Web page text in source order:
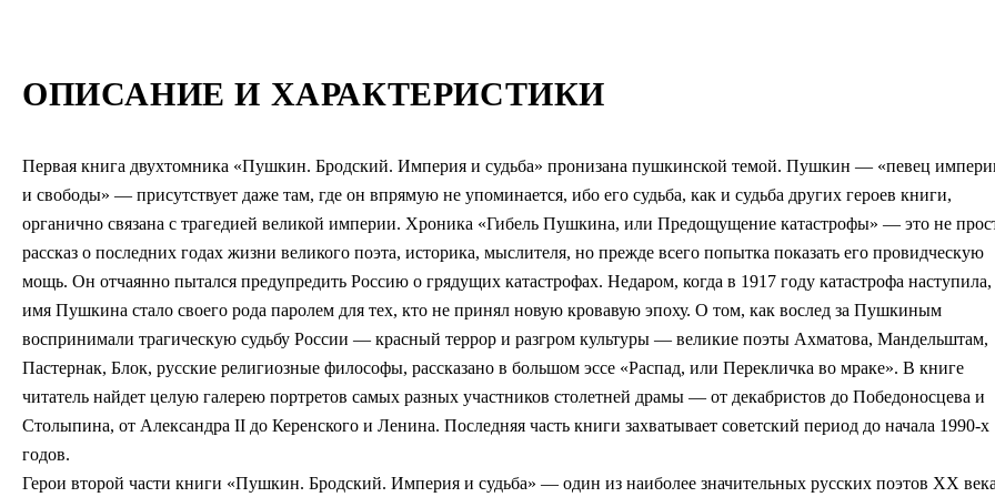
ОПИСАНИЕ И ХАРАКТЕРИСТИКИ
Первая книга двухтомника «Пушкин. Бродский. Империя и судьба» пронизана пушкинской темой. Пушкин — «певец
и свободы» — присутствует даже там, где он впрямую не упоминается, ибо его судьба, как и судьба других героев книги,
органично связана с трагедией великой империи. Хроника «Гибель Пушкина, или Предощущение катастрофы» — это не
рассказ о последних годах жизни великого поэта, историка, мыслителя, но прежде всего попытка показать его провидческую
мощь. Он отчаянно пытался предупредить Россию о грядущих катастрофах. Недаром, когда в 1917 году катастрофа наступила,
имя Пушкина стало своего рода паролем для тех, кто не принял новую кровавую эпоху. О том, как вослед за Пушкиным
воспринимали трагическую судьбу России — красный террор и разгром культуры — великие поэты Ахматова, Мандельштам,
Пастернак, Блок, русские религиозные философы, рассказано в большом эссе «Распад, или Перекличка во мраке». В книге
читатель найдет целую галерею портретов самых разных участников столетней драмы — от декабристов до Победоносцева и
Столыпина, от Александра II до Керенского и Ленина. Последняя часть книги захватывает советский период до начала 1990-х
годов.
Герои второй части книги «Пушкин. Бродский. Империя и судьба» — один из наиболее значительных русских поэтов XX века